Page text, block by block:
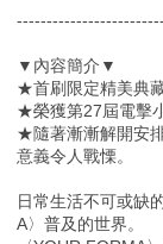
▼內容簡介▼
★首刷限定精美典
★榮獲第27屆電擊
★隨著漸漸解開安
意義令人戰慄。
日常生活不可或缺
A〉普及的世界。